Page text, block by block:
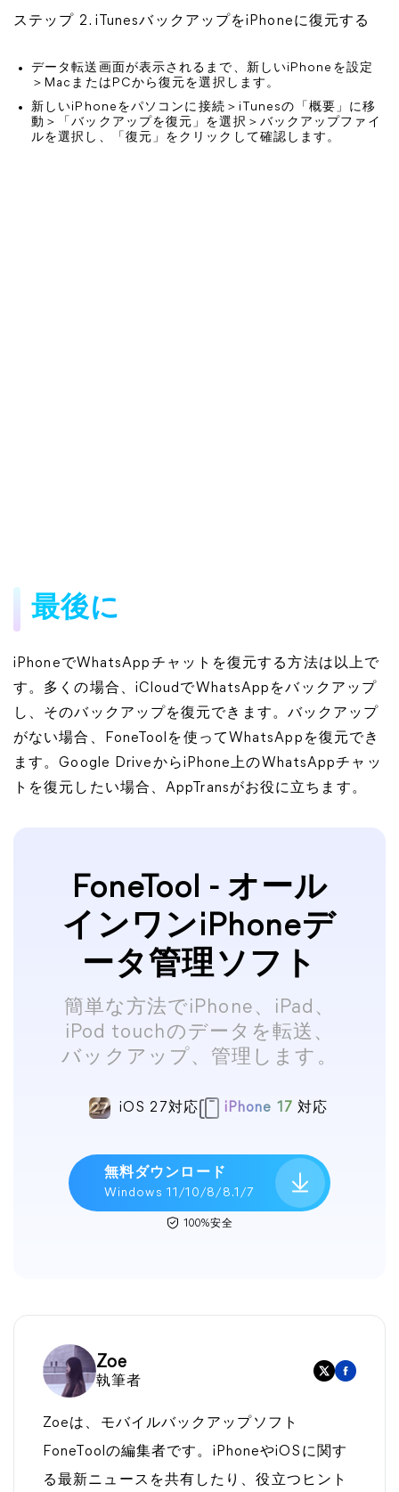
ステップ 2. iTunesバックアップをiPhoneに復元する
データ転送画面が表示されるまで、新しいiPhoneを設定
＞MacまたはPCから復元を選択します。
新しいiPhoneをパソコンに接続＞iTunesの「概要」に移
動＞「バックアップを復元」を選択＞バックアップファイ
ルを選択し、「復元」をクリックして確認します。
最後に
iPhoneでWhatsAppチャットを復元する方法は以上で
す。多くの場合、iCloudでWhatsAppをバックアップ
し、そのバックアップを復元できます。バックアップ
がない場合、FoneToolを使ってWhatsAppを復元でき
ます。Google DriveからiPhone上のWhatsAppチャッ
トを復元したい場合、AppTransがお役に立ちます。
FoneTool - オール
インワンiPhoneデ
ータ管理ソフト
簡単な方法でiPhone、iPad、
iPod touchのデータを転送、
バックアップ、管理します。
iOS 27対応 iPhone 17 対応
無料ダウンロード
Windows 11/10/8/8.1/7
100%安全
Zoe
執筆者
Zoeは、モバイルバックアップソフト
FoneToolの編集者です。iPhoneやiOSに関す
る最新ニュースを共有したり、役立つヒント